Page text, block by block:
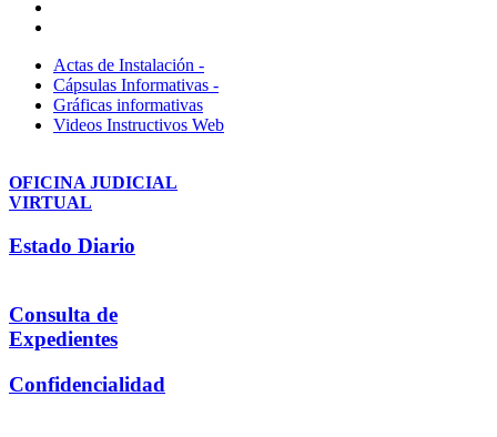
Actas de Instalación -
Cápsulas Informativas -
Gráficas informativas
Videos Instructivos Web
OFICINA JUDICIAL
VIRTUAL
Estado Diario
Consulta de
Expedientes
Confidencialidad